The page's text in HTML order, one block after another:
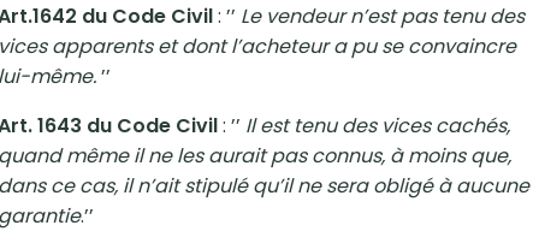
du Code Civil: ’’ Le vendeur n’est pas tenu des
apparents et dont l’acheteur a pu se convaincre
même.’’
1643 du Code Civil: ’’ Il est tenu des vices cachés,
même il ne les aurait pas connus, à moins que,
ce cas, il n’ait stipulé qu’il ne sera obligé à aucune
.’’